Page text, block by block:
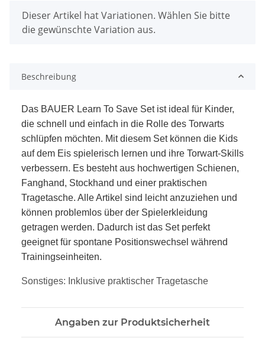
x
Dieser Artikel hat Variationen. Wählen Sie bitte
die gewünschte Variation aus.
Beschreibung
Das BAUER Learn To Save Set ist ideal für Kinder,
die schnell und einfach in die Rolle des Torwarts
schlüpfen möchten. Mit diesem Set können die Kids
auf dem Eis spielerisch lernen und ihre Torwart-Skills
verbessern. Es besteht aus hochwertigen Schienen,
Fanghand, Stockhand und einer praktischen
Tragetasche. Alle Artikel sind leicht anzuziehen und
können problemlos über der Spielerkleidung
getragen werden. Dadurch ist das Set perfekt
geeignet für spontane Positionswechsel während
Trainingseinheiten.
Sonstiges: Inklusive praktischer Tragetasche
Angaben zur Produktsicherheit